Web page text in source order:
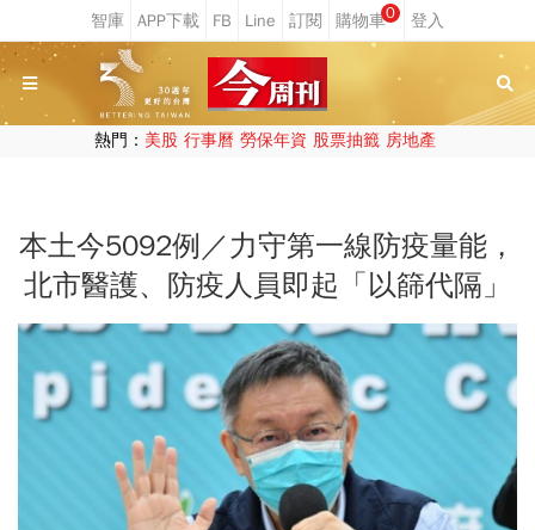
0
熱門： 美股 行事曆 勞保年資 股票抽籤 房地產
本土今5092例／力守第一線防疫量能，
北市醫護、防疫人員即起「以篩代隔」